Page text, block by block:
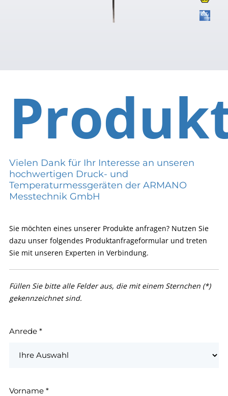
Vielen Dank für Ihr Interesse an unseren
hochwertigen Druck- und
Temperaturmessgeräten der ARMANO
Messtechnik GmbH
Sie möchten eines unserer Produkte anfragen? Nutzen Sie
dazu unser folgendes Produktanfrageformular und treten
Sie mit unseren Experten in Verbindung.
Füllen Sie bitte alle Felder aus, die mit einem Sternchen (*)
gekennzeichnet sind.
Anrede *
Vorname *